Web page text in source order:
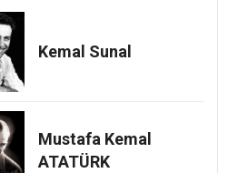
Kemal Sunal
Mustafa Kemal
ATATÜRK